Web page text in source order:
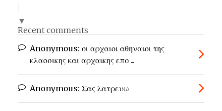
▼
Recent comments
Anonymous: οι αρχαιοι αθηναιοι της
κλασσικης και αρχαικης επο ...
Anonymous: Σας λατρευω